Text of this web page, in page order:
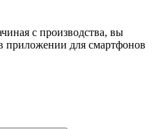
с производства, вы
приложении для смартфонов